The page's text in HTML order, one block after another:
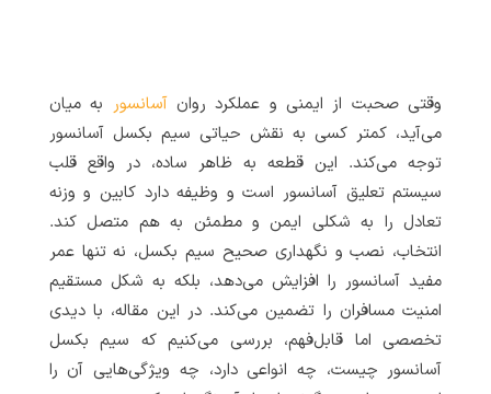
وقتی صحبت از ایمنی و عملکرد روانآسانسور به میان
می‌آید، کمتر کسی به نقش حیاتی سیم بکسل آسانسور
توجه می‌کند. این قطعه به ظاهر ساده، در واقع قلب
سیستم تعلیق آسانسور است و وظیفه دارد کابین و وزنه
تعادل را به شکلی ایمن و مطمئن به هم متصل کند.
انتخاب، نصب و نگهداری صحیح سیم بکسل، نه تنها عمر
مفید آسانسور را افزایش می‌دهد، بلکه به شکل مستقیم
امنیت مسافران را تضمین می‌کند. در این مقاله، با دیدی
تخصصی اما قابل‌فهم، بررسی می‌کنیم که سیم بکسل
آسانسور چیست، چه انواعی دارد، چه ویژگی‌هایی آن را